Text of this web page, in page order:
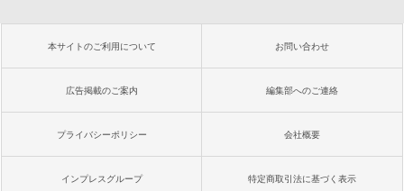
本サイトのご利用について お問い合わせ
広告掲載のご案内 編集部へのご連絡
プライバシーポリシー 会社概要
インプレスグループ 特定商取引法に基づく表示